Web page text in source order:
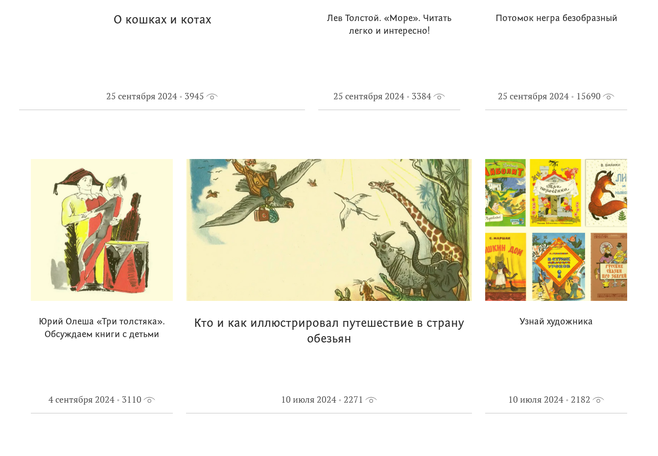
О кошках и котах
25 сентября 2024 3945
Лев Толстой. «Море». Читать
легко и интересно!
25 сентября 2024 3384
Потомок негра безобразный
25 сентября 2024 15690
Юрий Олеша «Три толстяка».
Обсуждаем книги с детьми
4 сентября 2024 3110
Кто и как иллюстрировал путешествие в страну
обезьян
10 июля 2024 2271
Узнай художника
10 июля 2024 2182